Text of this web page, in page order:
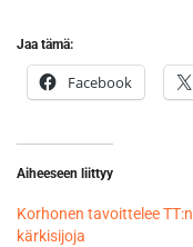
Jaa tämä:
Facebook
Aiheeseen liittyy
Korhonen tavoittelee TT:n
kärkisijoja